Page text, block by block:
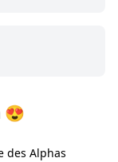
😍
des Alphas